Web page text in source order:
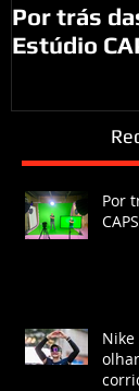
Por trás
Estúdio
Por
CAPS
Nike